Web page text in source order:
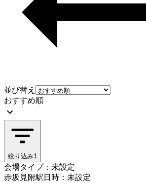
並び替え
おすすめ順
絞り込み1
会場タイプ：未設定
赤坂見附駅日時：未設定